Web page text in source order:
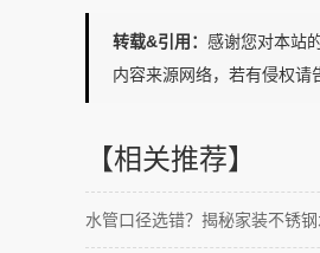
转载&引用： 感谢您对本站
内容来源网络，若有侵权请
【相关推荐】
水管口径选错？揭秘家装不锈